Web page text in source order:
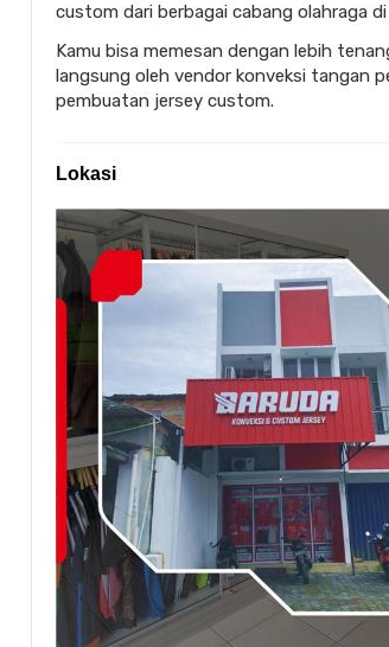
custom dari berbagai cabang olahraga
Kamu bisa memesan dengan lebih
langsung oleh vendor konveksi tangan
pembuatan jersey custom.
Lokasi